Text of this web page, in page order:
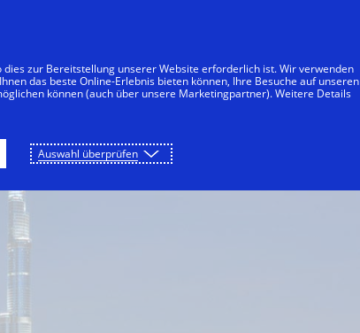
zur Bereitstellung unserer Website erforderlich ist. Wir verwenden
das beste Online-Erlebnis bieten können, Ihre Besuche auf unseren
können (auch über unsere Marketingpartner). Weitere Details
Auswahl überprüfen